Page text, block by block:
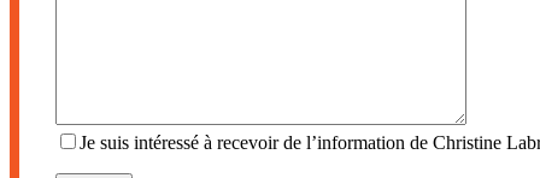
Je suis intéressé à recevoir de l’information de Christine